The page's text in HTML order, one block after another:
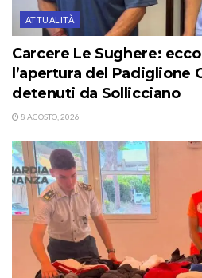
ATTUALITÀ
Carcere Le Sughere:
l’apertura del Padiglione
detenuti da Sollicciano
8 AGOSTO, 2026